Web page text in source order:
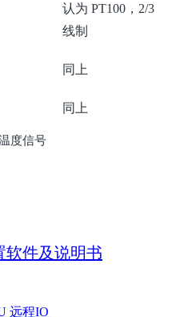
认为 PT100，2/3
线制
同上
同上
度信号
软件及说明书
远程IO